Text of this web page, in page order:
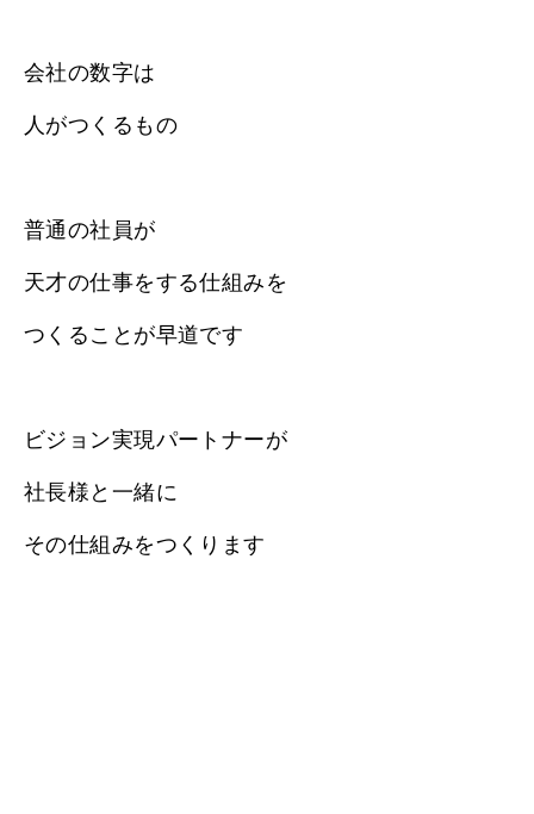
会社の数字は
人がつくるもの
普通の社員が
天才の仕事をする仕組みを
つくることが早道です
ビジョン実現パートナーが
社長様と一緒に
その仕組みをつくります